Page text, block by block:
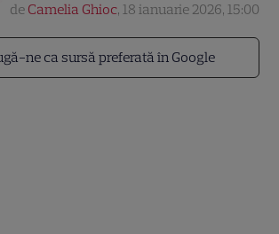
ne ca sursă preferată în Google
de Camelia Ghioc, 18 ianuarie 2026, 15:00